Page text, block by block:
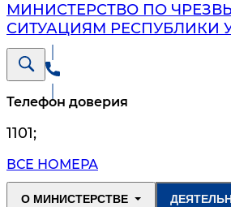
МИНИСТЕРСТВО ПО
СИТУАЦИЯМ РЕСПУБЛИКИ
Телефон доверия
1101;
ВСЕ НОМЕРА
О МИНИСТЕРСТВЕ